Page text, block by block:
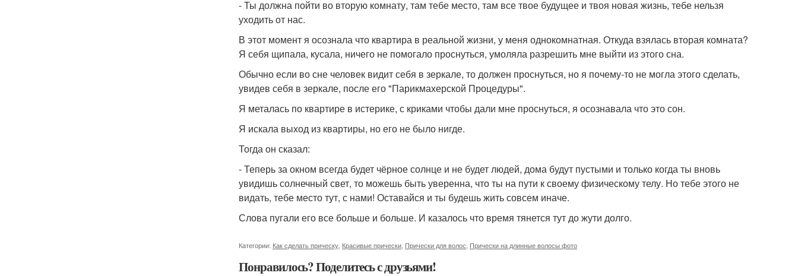
- Ты должна пойти во вторую комнату, там тебе место, там все твое будущее и твоя новая жизнь, тебе нельзя
уходить от нас.
В этот момент я осознала что квартира в реальной жизни, у меня однокомнатная. Откуда взялась вторая комната?
Я себя щипала, кусала, ничего не помогало проснуться, умоляла разрешить мне выйти из этого сна.
Обычно если во сне человек видит себя в зеркале, то должен проснуться, но я почему-то не могла этого сделать,
увидев себя в зеркале, после его "Парикмахерской Процедуры".
Я металась по квартире в истерике, с криками чтобы дали мне проснуться, я осознавала что это сон.
Я искала выход из квартиры, но его не было нигде.
Тогда он сказал:
- Теперь за окном всегда будет чёрное солнце и не будет людей, дома будут пустыми и только когда ты вновь
увидишь солнечный свет, то можешь быть уверенна, что ты на пути к своему физическому телу. Но тебе этого не
видать, тебе место тут, с нами! Оставайся и ты будешь жить совсем иначе.
Слова пугали его все больше и больше. И казалось что время тянется тут до жути долго.
Категории: Как сделать прическу Красивые прически Прически для волос Прически на длинные волосы фото
Понравилось? Поделитесь с друзьями!